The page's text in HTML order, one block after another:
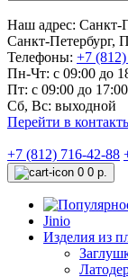
Наш адрес: Санкт-
Санкт-Петербург,
Телефоны: +7
Пн-Чт: с 09:00 до
Пт: с 09:00 до 17:00
Сб, Вс: выходной
Перейти в
+7 (812) 716-42-88
0 0 р.
Jinio
Изделия из